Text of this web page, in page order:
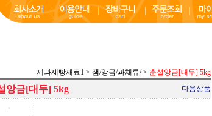
제과제빵재료1 > 잼/앙금/과채류/ > 춘설앙금[대두] 5kg
앙금[대두] 5kg 다음상품